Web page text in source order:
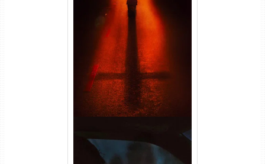
Passageiro do Mal Torrent
(2026) WEB-DL 1080p Dual
Áudio